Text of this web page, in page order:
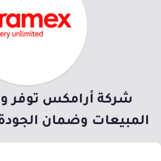
شركة أرامكس توفر
المبيعات وضمان